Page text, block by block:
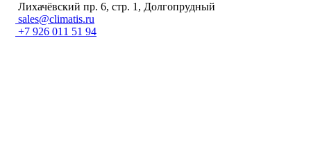
Лихачёвский пр. 6, стр. 1, Долгопрудный
sales@climatis.ru
+7 926 011 51 94